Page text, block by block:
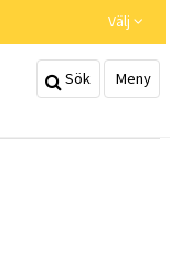
Välj
Sök Meny